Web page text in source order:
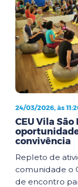
24/03/2026, às
CEU Vila
convivência
Repleto de
comunidade o
de encontro